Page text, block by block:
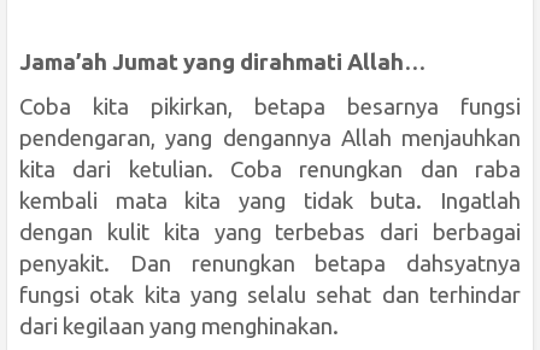
Jama’ah Jumat yang dirahmati Allah…
Coba kita pikirkan, betapa besarnya fungsi
pendengaran, yang dengannya Allah menjauhkan
kita dari ketulian. Coba renungkan dan raba
kembali mata kita yang tidak buta. Ingatlah
dengan kulit kita yang terbebas dari berbagai
penyakit. Dan renungkan betapa dahsyatnya
fungsi otak kita yang selalu sehat dan terhindar
dari kegilaan yang menghinakan.